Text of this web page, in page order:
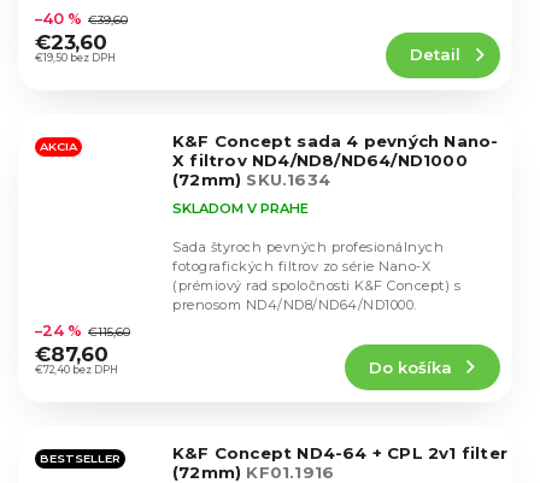
hodnotenie
produktu
je
hviezdičiek.
€19,50 bez DPH
–40 % €39,60
€23,60 Detail
AKCIA
K&F Concept sada 4 pevných Nano-
X filtrov ND4/ND8/ND64/ND1000
(72mm) SKU.1634
hodnotenie
produktu
je
hviezdičiek.
SKLADOM V PRAHE
€72,40 bez DPH
–24 % €115,60
€87,60
Do košíka
Sada štyroch pevných profesionálnych
fotografických filtrov zo série Nano-X
(prémiový rad spoločnosti K&F Concept) s
prenosom ND4/ND8/ND64/ND1000.
BESTSELLER
K&F Concept ND4-64 + CPL 2v1 filter
(72mm) KF01.1916